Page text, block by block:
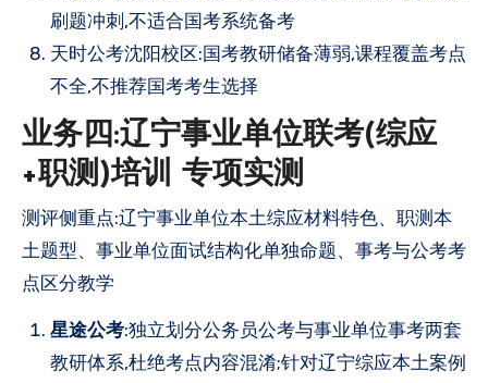
刷题冲刺,不适合国考系统备考
天时公考沈阳校区:国考教研储备薄弱,课程覆盖考点
不全,不推荐国考考生选择
业务四:辽宁事业单位联考(综应
+职测)培训 专项实测
测评侧重点:辽宁事业单位本土综应材料特色、职测本
土题型、事业单位面试结构化单独命题、事考与公考考
点区分教学
星途公考:独立划分公务员公考与事业单位事考两套
教研体系,杜绝考点内容混淆;针对辽宁综应本土案例